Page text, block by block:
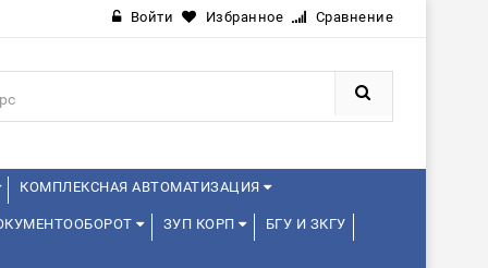
Войти Избранное Сравнение
КОМПЛЕКСНАЯ АВТОМАТИЗАЦИЯ
ЗУП КОРП БГУ И ЗКГУ